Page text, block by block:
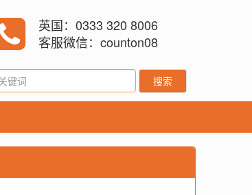
英国：0333 320 8006
客服微信：counton08
搜索